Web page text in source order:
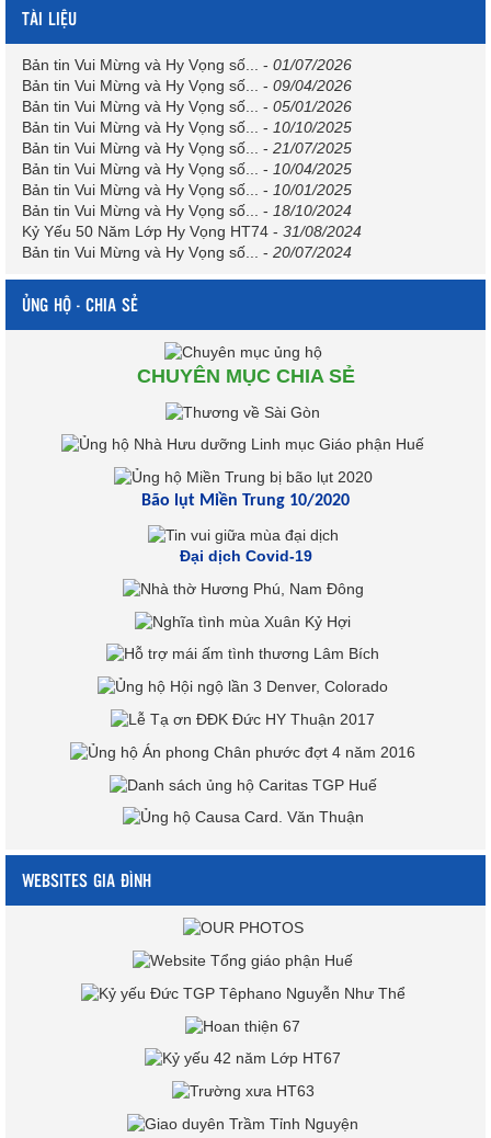
TÀI LIỆU
Bản tin Vui Mừng và Hy Vọng số... - 01/07/2026
Bản tin Vui Mừng và Hy Vọng số...
- 09/04/2026
Bản tin Vui Mừng và Hy Vọng số...
- 05/01/2026
Bản tin Vui Mừng và Hy Vọng số...
- 10/10/2025
Bản tin Vui Mừng và Hy Vọng số...
- 21/07/2025
Bản tin Vui Mừng và Hy Vọng số...
- 10/04/2025
Bản tin Vui Mừng và Hy Vọng số...
- 10/01/2025
Bản tin Vui Mừng và Hy Vọng số...
- 18/10/2024
Kỷ Yếu 50 Năm Lớp Hy Vọng HT74 - 31/08/2024
Bản tin Vui Mừng và Hy Vọng số...
- 20/07/2024
ỦNG HỘ - CHIA SẺ
CHUYÊN MỤC CHIA SẺ
Bão lụt Miền Trung 10/2020
Đại dịch Covid-19
WEBSITES GIA ĐÌNH